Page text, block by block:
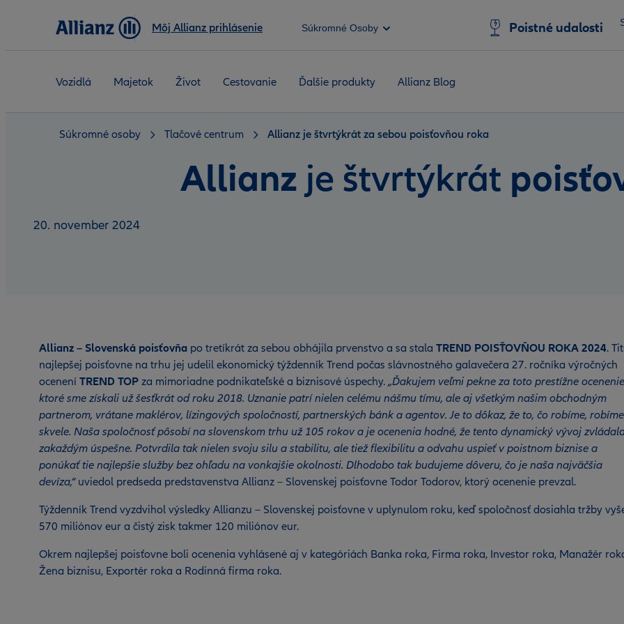
Môj Allianz prihlásenie Súkromné Osoby Poistné udalosti
Vozidlá Majetok Život Cestovanie Ďalšie produkty Allianz Blog
Súkromné osoby Tlačové centrum Allianz je štvrtýkrát za sebou poisťovňou roka
Allianz je štvrtýkrát
20. november 2024
Allianz – Slovenská poisťovňa po tretíkrát za sebou obhájila prvenstvo a sa stala TREND POISŤOVŇOU ROKA 2024.
najlepšej poisťovne na trhu jej udelil ekonomický týždenník Trend počas slávnostného galavečera 27. ročníka výročných
ocenení TREND TOP za mimoriadne podnikateľské a biznisové úspechy. „Ďakujem veľmi pekne za toto prestížne
ktoré sme získali už šesťkrát od roku 2018. Uznanie patrí nielen celému nášmu tímu, ale aj všetkým našim obchodným
partnerom, vrátane maklérov, lízingových spoločností, partnerských bánk a agentov. Je to dôkaz, že to, čo robíme, robíme
skvele. Naša spoločnosť pôsobí na slovenskom trhu už 105 rokov a je ocenenia hodné, že tento dynamický vývoj
zakaždým úspešne. Potvrdila tak nielen svoju silu a stabilitu, ale tiež flexibilitu a odvahu uspieť v poistnom biznise a
ponúkať tie najlepšie služby bez ohľadu na vonkajšie okolnosti. Dlhodobo tak budujeme dôveru, čo je naša najväčšia
devíza,“uviedol predseda predstavenstva Allianz – Slovenskej poisťovne Todor Todorov, ktorý ocenenie prevzal.
Týždenník Trend vyzdvihol výsledky Allianzu – Slovenskej poisťovne v uplynulom roku, keď spoločnosť dosiahla tržby
570 miliónov eur a čistý zisk takmer 120 miliónov eur.
Okrem najlepšej poisťovne boli ocenenia vyhlásené aj v kategóriách Banka roka, Firma roka, Investor roka, Manažér
Žena biznisu, Exportér roka a Rodinná firma roka.